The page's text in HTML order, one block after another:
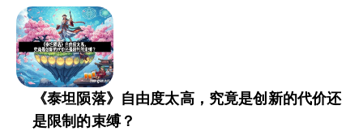
《泰坦陨落》自由度太高，究竟是创新的代价还
是限制的束缚？